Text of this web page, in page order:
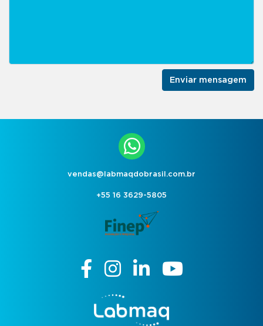
Enviar mensagem
vendas@labmaqdobrasil.com.br
+55 16 3629-5805